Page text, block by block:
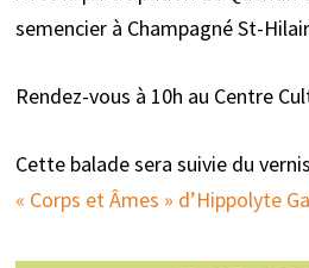
semencier à Champagné St-
Rendez-vous à 10h au Centre
Cette balade sera suivie du
« Corps et Âmes » d’Hippolyte